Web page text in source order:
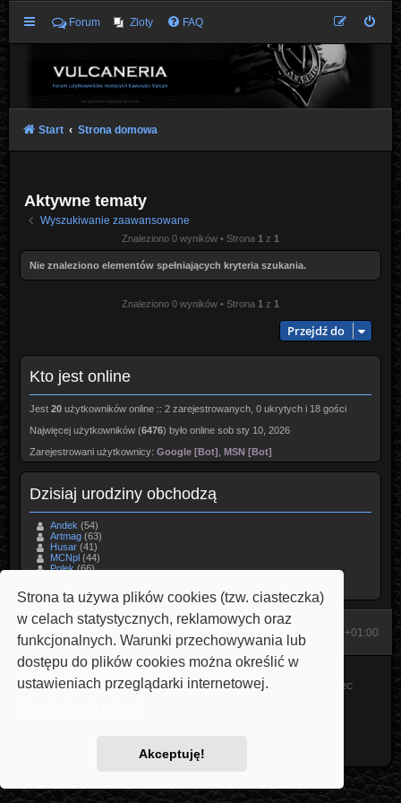
Strona ta używa plików cookies (tzw. ciasteczka)
w celach statystycznych, reklamowych oraz
funkcjonalnych. Warunki przechowywania lub
dostępu do plików cookies można określić w
ustawieniach przeglądarki internetowej.
Akceptuję!
Forum Zloty FAQ
Start Strona domowa
Aktywne tematy
Wyszukiwanie zaawansowane
Znaleziono 0 wyników • Strona 1 z 1
Nie znaleziono elementów spełniających kryteria szukania.
Znaleziono 0 wyników • Strona 1 z 1
Przejdź do
Kto jest online
Jest 20użytkowników online :: 2 zarejestrowanych, 0 ukrytych i 18 gości
Najwięcej użytkowników (6476) było online sob sty 10, 2026
Zarejestrowani użytkownicy: Google [Bot] MSN [Bot]
Dzisiaj urodziny obchodzą
Andek (54)
Artmag (63)
Husar (41)
MCNpl (44)
Polek(66)
pherenike
Start Strona domowa Strefa czasowa UTC+01:00
Technologię dostarcza
Style: Carbon by Joyce&LunaphpBB-Style-DesignModified by Przemo
V22C